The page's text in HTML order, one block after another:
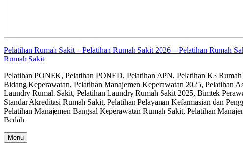
Pelatihan Rumah Sakit – Pelatihan Rumah Sakit 2026 – Pelatihan Rumah
Rumah Sakit
Pelatihan PONEK, Pelatihan PONED, Pelatihan APN, Pelatihan K3
Bidang Keperawatan, Pelatihan Manajemen Keperawatan 2025, Pelatihan
Laundry Rumah Sakit, Pelatihan Laundry Rumah Sakit 2025, Bimtek
Standar Akreditasi Rumah Sakit, Pelatihan Pelayanan Kefarmasian dan
Pelatihan Manajemen Bangsal Keperawatan Rumah Sakit, Pelatihan
Bedah
Menu